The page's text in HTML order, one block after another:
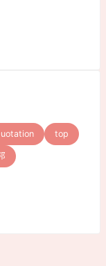
top